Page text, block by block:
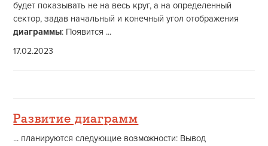
будет показывать не на весь круг, а на определенный
сектор, задав начальный и конечный угол отображения
диаграммы: Появится ...
17.02.2023
Развитие диаграмм
... планируются следующие возможности: Вывод